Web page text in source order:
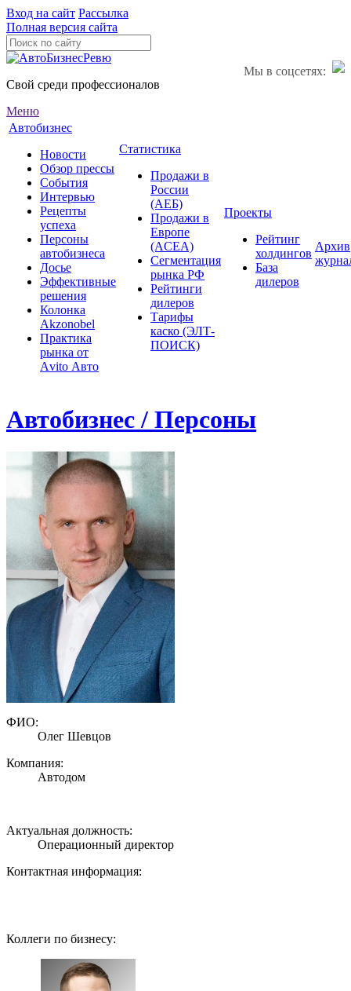
Вход на сайт Рассылка
Полная версия сайта
Мы в соцсетях:
Свой среди профессионалов
Меню
Автобизнес
Новости
Обзор прессы
События
Интервью
Рецепты
успеха
Персоны
автобизнеса
Досье
Эффективные
решения
Колонка
Akzonobel
Практика
рынка от
Аvito Авто
Статистика
Продажи в
России
(АЕБ)
Продажи в
Европе
(ACEA)
Сегментация
рынка РФ
Рейтинги
дилеров
Тарифы
каско (ЭЛТ-
ПОИСК)
Проекты
Рейтинг
холдингов
База
дилеров
Архив
Автобизнес / Персоны
ФИО:
Олег Шевцов
Компания:
Автодом
Актуальная должность:
Операционный директор
Контактная информация:
Коллеги по бизнесу: